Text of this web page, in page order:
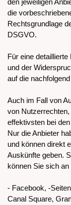
den jeweiligen
die
Rechtsgrundlage
DSGVO.
Für eine
und der
auf die
Auch im Fall von
von
effektivsten bei
Nur die Anbieter
und können direkt
Auskünfte geben.
können Sie sich
- Facebook, -
Canal Square,